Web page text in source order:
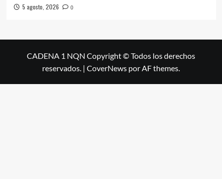
5 agosto, 2026 0
CADENA 1 NQN Copyright © Todos los derechos
reservados. | CoverNews por AF themes.